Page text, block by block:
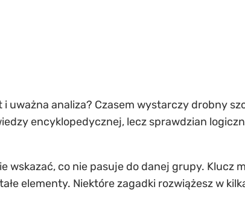
uważna analiza? Czasem wystarczy drobny
encyklopedycznej, lecz sprawdzian
wskazać, co nie pasuje do danej grupy. Klucz
elementy. Niektóre zagadki rozwiążesz w